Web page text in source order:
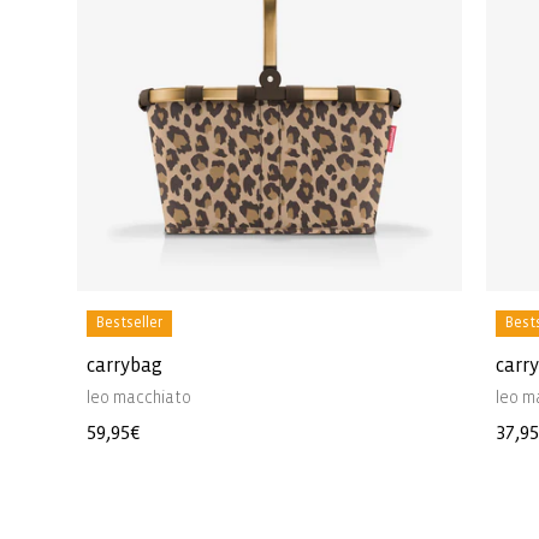
Bestseller
carrybag
leo macchiato
Normaler
59,95€
leo